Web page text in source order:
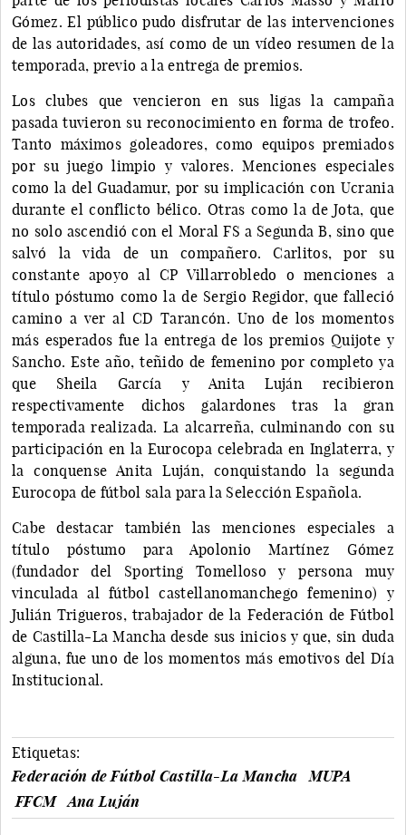
Gómez. El público pudo disfrutar de las intervenciones
de las autoridades, así como de un vídeo resumen de la
temporada, previo a la entrega de premios.
Los clubes que vencieron en sus ligas la campaña
pasada tuvieron su reconocimiento en forma de trofeo.
Tanto máximos goleadores, como equipos premiados
por su juego limpio y valores. Menciones especiales
como la del Guadamur, por su implicación con Ucrania
durante el conflicto bélico. Otras como la de Jota, que
no solo ascendió con el Moral FS a Segunda B, sino que
salvó la vida de un compañero. Carlitos, por su
constante apoyo al CP Villarrobledo o menciones a
título póstumo como la de Sergio Regidor, que falleció
camino a ver al CD Tarancón. Uno de los momentos
más esperados fue la entrega de los premios Quijote y
Sancho. Este año, teñido de femenino por completo ya
que Sheila García y Anita Luján recibieron
respectivamente dichos galardones tras la gran
temporada realizada. La alcarreña, culminando con su
participación en la Eurocopa celebrada en Inglaterra, y
la conquense Anita Luján, conquistando la segunda
Eurocopa de fútbol sala para la Selección Española.
Cabe destacar también las menciones especiales a
título póstumo para Apolonio Martínez Gómez
(fundador del Sporting Tomelloso y persona muy
vinculada al fútbol castellanomanchego femenino) y
Julián Trigueros, trabajador de la Federación de Fútbol
de Castilla-La Mancha desde sus inicios y que, sin duda
alguna, fue uno de los momentos más emotivos del Día
Institucional.
Etiquetas:
Federación de Fútbol Castilla-La Mancha
MUPA
FFCM
Ana Luján